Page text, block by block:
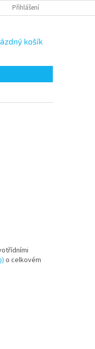
ZBOŽÍPřihlášení
košík
o celkovém